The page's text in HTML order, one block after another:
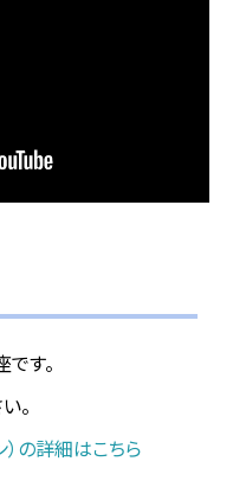
す。
。
の詳細はこちら